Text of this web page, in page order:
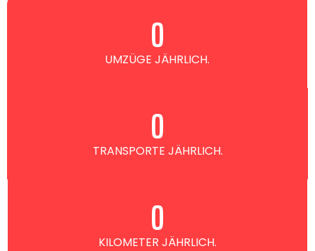
UMZÜGE JÄHRLICH.
0
TRANSPORTE JÄHRLICH.
0
KILOMETER JÄHRLICH.
0